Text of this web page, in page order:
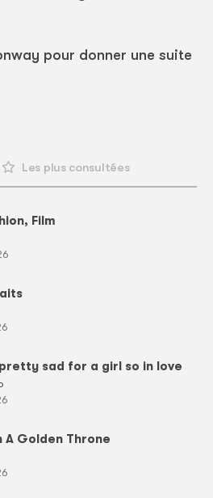
pour donner une suite
Les plus consultées
Film
sad for a girl so in love
A Golden Throne